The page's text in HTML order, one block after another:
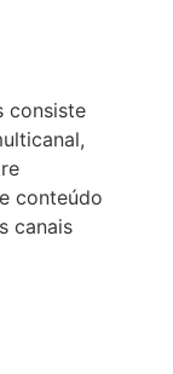
consiste
conteúdo
canais